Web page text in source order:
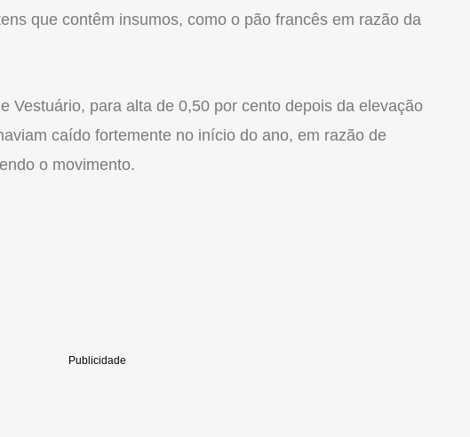
que contêm insumos, como o pão francês em razão da
Vestuário, para alta de 0,50 por cento depois da elevação
caído fortemente no início do ano, em razão de
o movimento.